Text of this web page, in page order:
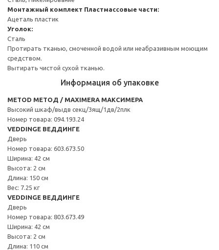
Монтажный комплект Пластмассовые части:
Ацеталь пластик
Уголок:
Сталь
Протирать тканью, смоченной водой или неабразивным моющим
средством.
Вытирать чистой сухой тканью.
Информация об упаковке
METOD МЕТОД / MAXIMERA МАКСИМЕРА
Высокий шкаф/выдв секц/3ящ/1дв/2плк
Номер товара: 094.193.24
VEDDINGE ВЕДДИНГЕ
Дверь
Номер товара: 603.673.50
Ширина: 42 см
Высота: 2 см
Длина: 150 см
Вес: 7.25 кг
VEDDINGE ВЕДДИНГЕ
Дверь
Номер товара: 803.673.49
Ширина: 42 см
Высота: 2 см
Длина: 110 см